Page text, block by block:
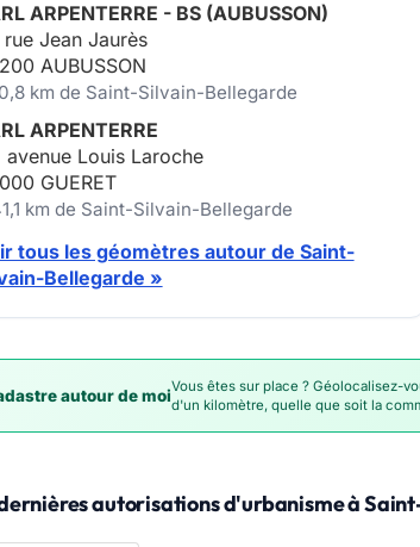
ARPENTERRE - BS (AUBUSSON)
Jean Jaurès
AUBUSSON
km de Saint-Silvain-Bellegarde
ARPENTERRE
avenue Louis Laroche
GUERET
km de Saint-Silvain-Bellegarde
tous les géomètres autour de Saint-
Bellegarde »
autour de moiVous êtes sur place ? Géolocalisez-
d'un kilomètre, quelle que soit la
autorisations d'urbanisme à